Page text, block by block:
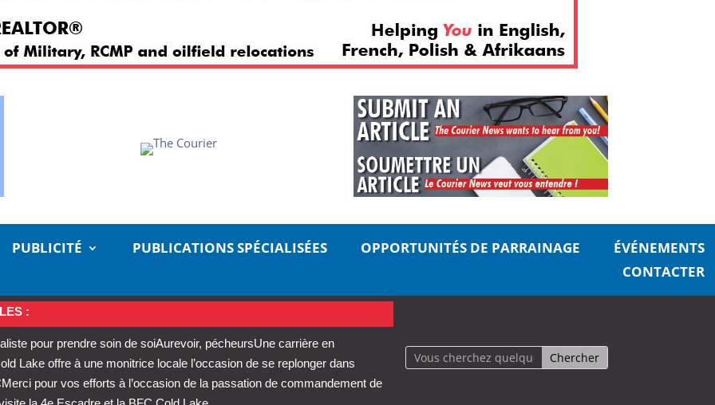
PUBLICITÉ PUBLICATIONS SPÉCIALISÉES OPPORTUNITÉS DE PARRAINAGE
ÉVÉNEMENTS
CONTACTER
:
pour prendre soin de soiAurevoir, pécheursUne carrière en
Lake offre à une monitrice locale l’occasion de se replonger dans
Merci pour vos efforts à l’occasion de la passation de commandement de